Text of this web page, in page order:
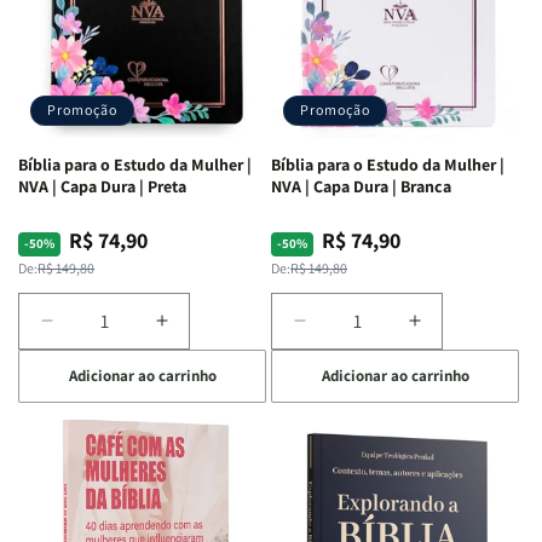
Promoção
Bíblia para o Estudo da Mulher |
NVA | Capa Dura | Preta
-50%
Preço
normal
De:R$ 149,80
Preço
promocional
R$ 74,90
Diminuir
a
quantidade
de
Bíblia
para
Estudo
da
Aumentar
a
quantidade
de
Bíblia
para
o
Estudo
da
Adicionar ao carrinho
Promoção
Bíblia para o Estudo da Mulher |
NVA | Capa Dura | Branca
-50%
Preço
normal
De:R$ 149,80
Preço
promocional
R$ 74,90
Diminuir
a
quantidade
de
Bíblia
o
Estudo
da
Aumentar
a
quantidade
de
Bíblia
para
o
Estudo
Adicionar ao carrinho